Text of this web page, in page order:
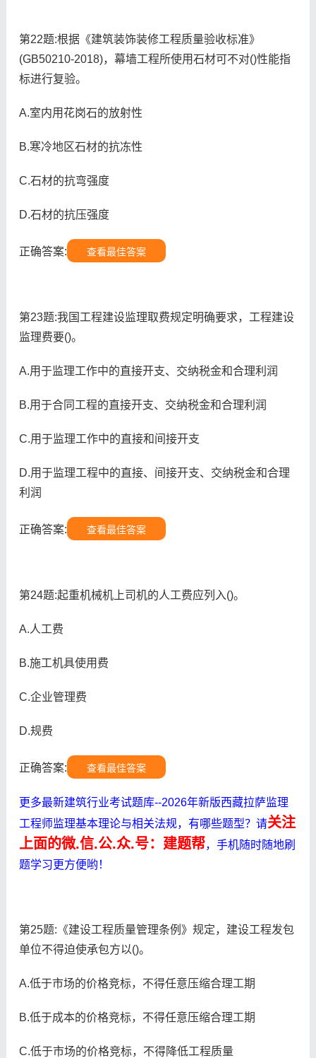
第22题:根据《建筑装饰装修工程质量验收标准》
(GB50210-2018)，幕墙工程所使用石材可不对()性能指
标进行复验。
A.室内用花岗石的放射性
B.寒冷地区石材的抗冻性
C.石材的抗弯强度
D.石材的抗压强度
正确答案: 查看最佳答案
第23题:我国工程建设监理取费规定明确要求，工程建设
监理费要()。
A.用于监理工作中的直接开支、交纳税金和合理利润
B.用于合同工程的直接开支、交纳税金和合理利润
C.用于监理工作中的直接和间接开支
D.用于监理工程中的直接、间接开支、交纳税金和合理
利润
正确答案: 查看最佳答案
第24题:起重机械机上司机的人工费应列入()。
A.人工费
B.施工机具使用费
C.企业管理费
D.规费
正确答案: 查看最佳答案
更多最新建筑行业考试题库--2026年新版西藏拉萨监理
工程师监理基本理论与相关法规，有哪些题型？请关注
上面的微.信.公.众.号：建题帮，手机随时随地刷
题学习更方便哟！
第25题:《建设工程质量管理条例》规定，建设工程发包
单位不得迫使承包方以()。
A.低于市场的价格竞标，不得任意压缩合理工期
B.低于成本的价格竞标，不得任意压缩合理工期
C.低于市场的价格竞标，不得降低工程质量